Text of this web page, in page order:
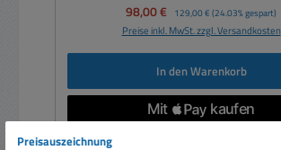
Verkaufspreis:
98,00 € Regulärer Preis:
129,00 € (24.03% gespart)
Preise inkl. MwSt. zzgl. Versandkosten
In den Warenkorb
Preisauszeichnung